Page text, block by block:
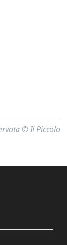
© Il Piccolo